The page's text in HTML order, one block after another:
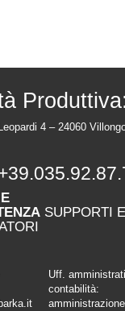
4 – 24060
SUPPORTI E
Uff.
contabilità: